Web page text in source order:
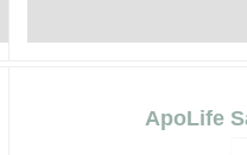
ApoLife